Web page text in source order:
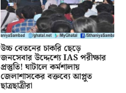
উচ্চ বেতনের চাকরি ছেড়ে
জনসেবার উদ্দেশ্যে IAS পরীক্ষার
প্রস্তুতি! ঘাটালে কর্মশালায়
জেলাশাসকের বক্তব্যে আপ্লুত
ছাত্রছাত্রীরা